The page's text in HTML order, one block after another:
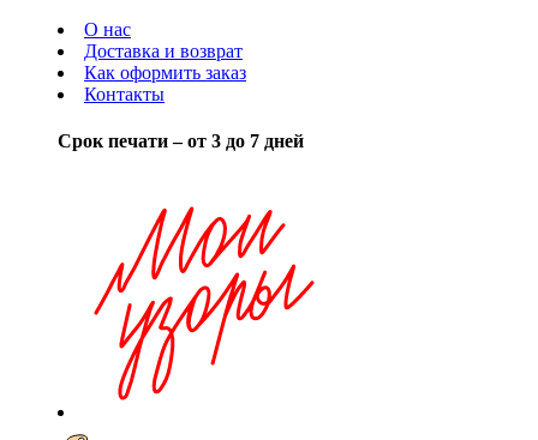
О нас
Доставка и возврат
Как оформить заказ
Контакты
Срок печати – от 3 до 7 дней